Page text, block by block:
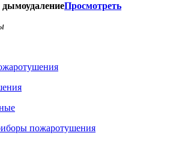
Просмотреть
пожаротушения